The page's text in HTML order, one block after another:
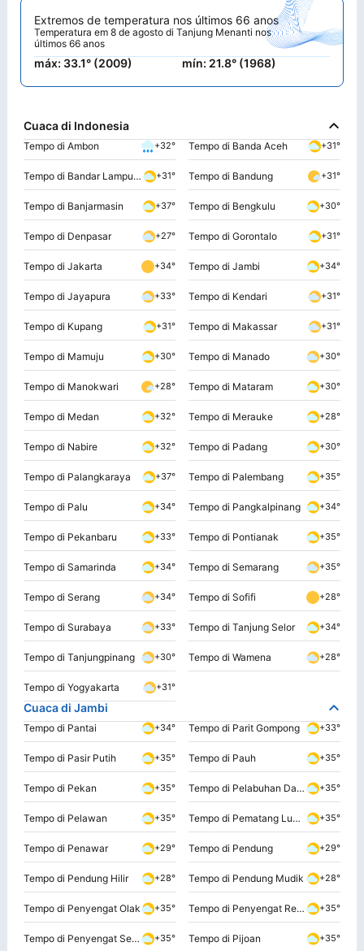
Extremos de temperatura nos últimos 66 anos
Temperatura em 8 de agosto di Tanjung Menanti nos
últimos 66 anos
máx: 33.1° (2009) mín: 21.8° (1968)
Cuaca di Indonesia
Tempo di Ambon +32° Tempo di Banda Aceh +31°
Tempo di Bandar Lampung +31° Tempo di Bandung +31°
Tempo di Banjarmasin +37° Tempo di Bengkulu +30°
Tempo di Denpasar +27° Tempo di Gorontalo +31°
Tempo di Jakarta +34° Tempo di Jambi +34°
Tempo di Jayapura +33° Tempo di Kendari +31°
Tempo di Kupang +31° Tempo di Makassar +31°
Tempo di Mamuju +30° Tempo di Manado +30°
Tempo di Manokwari +28° Tempo di Mataram +30°
Tempo di Medan +32° Tempo di Merauke +28°
Tempo di Nabire +32° Tempo di Padang +30°
Tempo di Palangkaraya +37° Tempo di Palembang +35°
Tempo di Palu +34° Tempo di Pangkalpinang +34°
Tempo di Pekanbaru +33° Tempo di Pontianak +35°
Tempo di Samarinda +34° Tempo di Semarang +35°
Tempo di Serang +34° Tempo di Sofifi +28°
Tempo di Surabaya +33° Tempo di Tanjung Selor +34°
Tempo di Tanjungpinang +30° Tempo di Wamena +28°
Tempo di Yogyakarta +31°
Cuaca di Jambi
Tempo di Pantai +34° Tempo di Parit Gompong +33°
Tempo di Pasir Putih +35° Tempo di Pauh +35°
Tempo di Pekan +35° Tempo di Pelabuhan Dagang +35°
Tempo di Pelawan +35° Tempo di Pematang Lumut +35°
Tempo di Penawar +29° Tempo di Pendung +29°
Tempo di Pendung Hilir +28° Tempo di Pendung Mudik +28°
Tempo di Penyengat Olak +35° Tempo di Penyengat Rendah +35°
Tempo di Penyengat Senaung +35° Tempo di Pijoan +35°